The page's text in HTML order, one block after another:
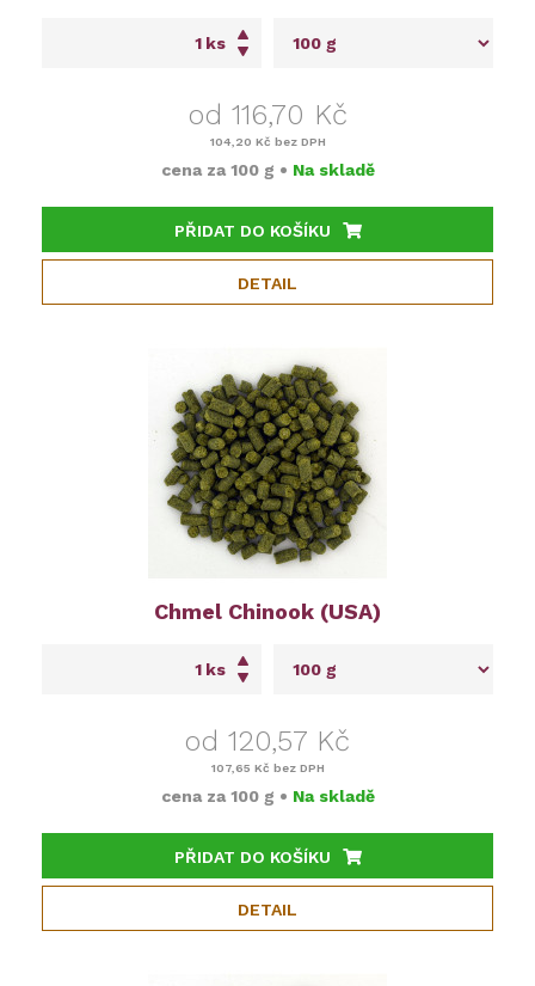
ks
od 116,70 Kč
104,20 Kč bez DPH
cena za 100 g • Na skladě
PŘIDAT DO KOŠÍKU
DETAIL
Chmel Chinook (USA)
ks
od 120,57 Kč
107,65 Kč bez DPH
cena za 100 g • Na skladě
PŘIDAT DO KOŠÍKU
DETAIL